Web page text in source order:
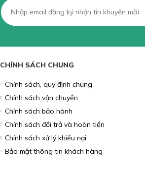
CHÍNH SÁCH CHUNG
Chính sách, quy định chung
Chính sách vận chuyển
Chính sách bảo hành
Chính sách đổi trả và hoàn tiền
Chính sách xử lý khiếu nại
Bảo mật thông tin khách hàng